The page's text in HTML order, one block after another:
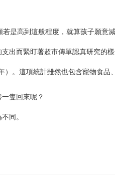
高到這般程度，就算孩子願意
而緊盯著超市傳單認真研究的
。這項統計雖然也包含寵物食
隻回來呢？
同。